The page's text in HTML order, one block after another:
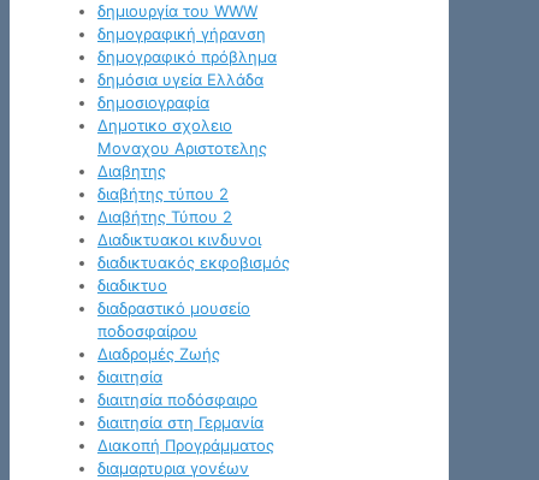
δημιουργία του WWW
δημογραφική γήρανση
δημογραφικό πρόβλημα
δημόσια υγεία Ελλάδα
δημοσιογραφία
Δημοτικο σχολειο
Μοναχου Αριστοτελης
Διαβητης
διαβήτης τύπου 2
Διαβήτης Τύπου 2
Διαδικτυακοι κινδυνοι
διαδικτυακός εκφοβισμός
διαδικτυο
διαδραστικό μουσείο
ποδοσφαίρου
Διαδρομές Ζωής
διαιτησία
διαιτησία ποδόσφαιρο
διαιτησία στη Γερμανία
Διακοπή Προγράμματος
διαμαρτυρια γονέων